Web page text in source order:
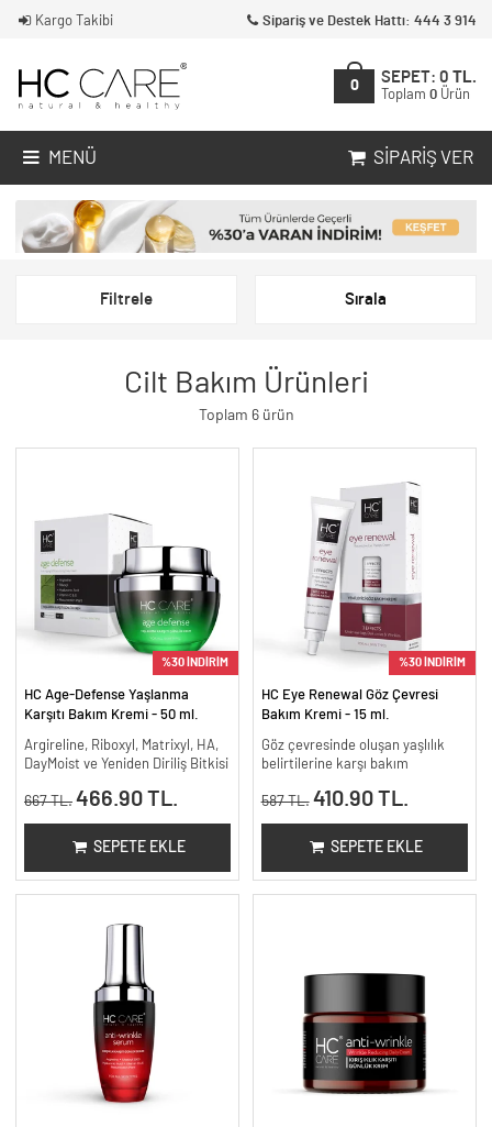
Kargo Takibi Sipariş ve Destek Hattı: 444 3 914
0
SEPET: 0 TL.
Toplam 0 Ürün
MENÜ SIPARIŞ VER
Filtrele Sırala
Cilt Bakım Ürünleri
Toplam 6 ürün
%30 İNDİRİM
HC Age-Defense Yaşlanma
Karşıtı Bakım Kremi - 50 ml.
Argireline, Riboxyl, Matrixyl, HA,
DayMoist ve Yeniden Diriliş Bitkisi
667 TL. 466.90 TL.
SEPETE EKLE
%30 İNDİRİM
HC Eye Renewal Göz Çevresi
Bakım Kremi - 15 ml.
Göz çevresinde oluşan yaşlılık
belirtilerine karşı bakım
587 TL. 410.90 TL.
SEPETE EKLE